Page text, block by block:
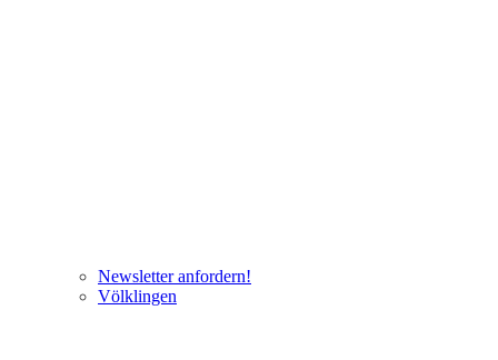
Newsletter anfordern!
Völklingen